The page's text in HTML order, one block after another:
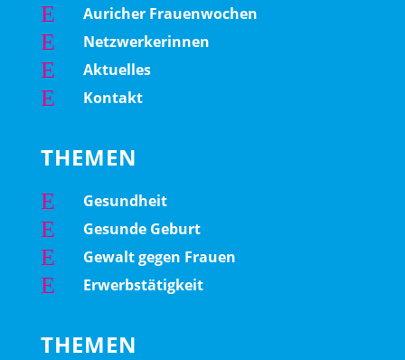
E Auricher Frauenwochen
E Netzwerkerinnen
E Aktuelles
E Kontakt
THEMEN
E Gesundheit
E Gesunde Geburt
E Gewalt gegen Frauen
E Erwerbstätigkeit
THEMEN